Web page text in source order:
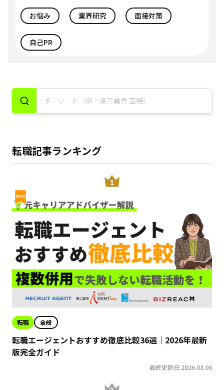
お悩み 業界研究 面接対策
自己PR
転職記事ランキング
転職 全般
転職エージェントおすすめ徹底比較36選｜2026年最新
版完全ガイド
最終更新日:2026.08.06